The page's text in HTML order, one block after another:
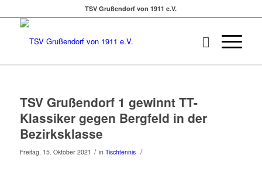
TSV Grußendorf von 1911 e.V.
TSV Grußendorf 1 gewinnt TT-
Klassiker gegen Bergfeld in der
Bezirksklasse
Freitag, 15. Oktober 2021 / in Tischtennis /